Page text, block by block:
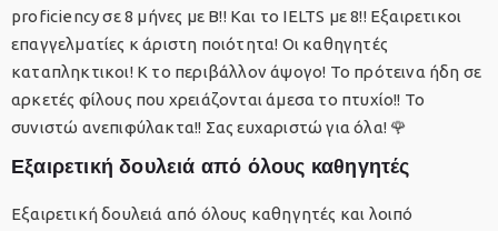
proficiency σε 8 μήνες με Β!! Και το IELTS με 8!! Εξαιρετικοι
επαγγελματίες κ άριστη ποιότητα! Οι καθηγητές
καταπληκτικοι! Κ το περιβάλλον άψογο! Το πρότεινα ήδη σε
αρκετές φίλους που χρειάζονται άμεσα το πτυχίο!! Το
συνιστώ ανεπιφύλακτα!! Σας ευχαριστώ για όλα! 🌹
Εξαιρετική δουλειά από όλους καθηγητές
Εξαιρετική δουλειά από όλους καθηγητές και λοιπό